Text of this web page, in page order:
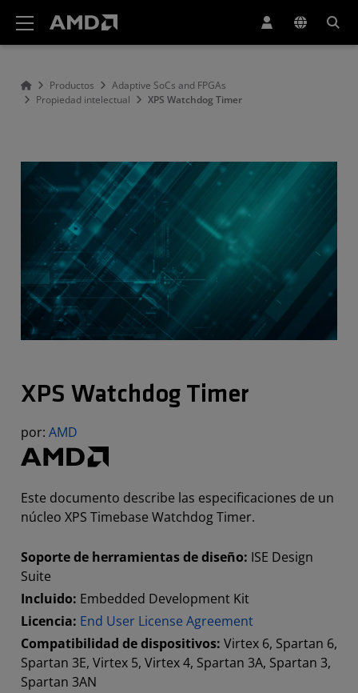
Productos
Adaptive SoCs and FPGAs
Propiedad intelectual
XPS Watchdog Timer
XPS Watchdog Timer
por: AMD
Este documento describe las especificaciones de un
núcleo XPS Timebase Watchdog Timer.
Soporte de herramientas de diseño: ISE Design
Suite
Incluido: Embedded Development Kit
Licencia: End User License Agreement
Compatibilidad de dispositivos: Virtex 6, Spartan 6,
Spartan 3E, Virtex 5, Virtex 4, Spartan 3A, Spartan 3,
Spartan 3AN